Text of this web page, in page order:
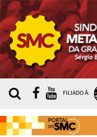
FILIADO À: